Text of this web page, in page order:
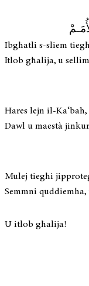
Ibgħatli s-sliem
Itlob għalija, u
Ħares lejn il-
Dawl u maestà
Mulej tiegħi
Semmni
U itlob għalija!